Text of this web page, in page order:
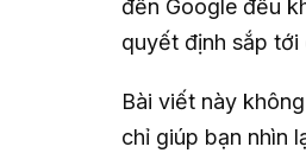
đến Google đều
quyết định sắp tới
Bài viết này
chỉ giúp bạn nhìn